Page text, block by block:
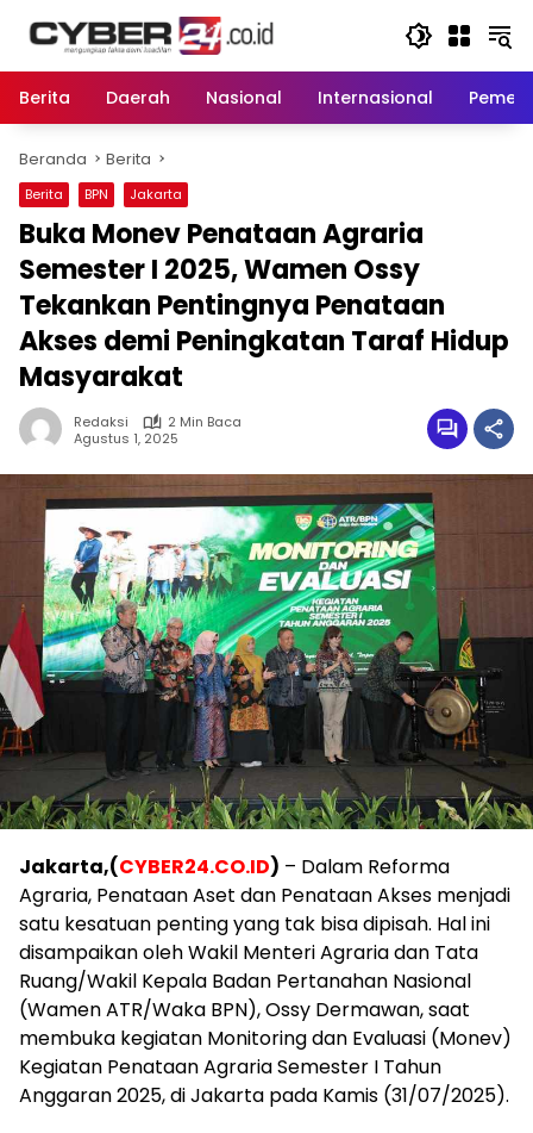
Berita
Daerah Nasional Internasional
Beranda Berita
Berita BPN Jakarta
Buka Monev Penataan Agraria
Semester I 2025, Wamen Ossy
Tekankan Pentingnya Penataan
Akses demi Peningkatan Taraf Hidup
Masyarakat
Redaksi
2 Min Baca
Agustus 1, 2025
Jakarta,(CYBER24.CO.ID) – Dalam Reforma
Agraria, Penataan Aset dan Penataan Akses menjadi
satu kesatuan penting yang tak bisa dipisah. Hal ini
disampaikan oleh Wakil Menteri Agraria dan Tata
Ruang/Wakil Kepala Badan Pertanahan Nasional
(Wamen ATR/Waka BPN), Ossy Dermawan, saat
membuka kegiatan Monitoring dan Evaluasi (Monev)
Kegiatan Penataan Agraria Semester I Tahun
Anggaran 2025, di Jakarta pada Kamis (31/07/2025).